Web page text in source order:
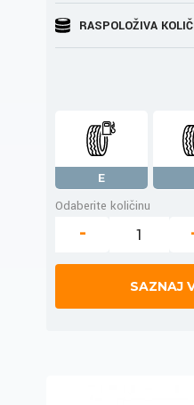
RASPOLOŽIVA
E
Odaberite količinu
-
SAZNAJ